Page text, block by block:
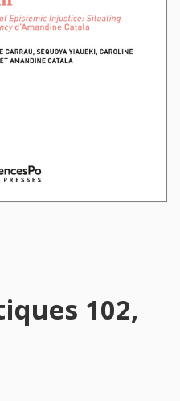
102,